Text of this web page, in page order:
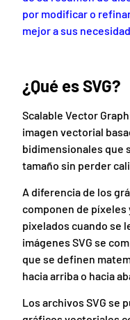
por modificar o
mejor a sus
¿Qué es SVG?
Scalable Vector
imagen vectorial
bidimensionales que
tamaño sin perder
A diferencia de los
componen de
pixelados cuando se
imágenes SVG se
que se definen
hacia arriba o hacia
Los archivos SVG se